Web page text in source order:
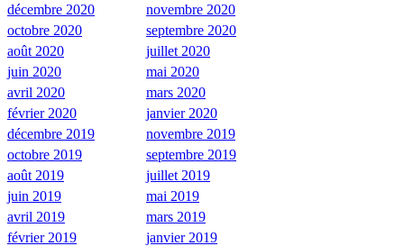
décembre 2020
novembre 2020
octobre 2020
septembre 2020
août 2020
juillet 2020
juin 2020
mai 2020
avril 2020
mars 2020
février 2020
janvier 2020
décembre 2019
novembre 2019
octobre 2019
septembre 2019
août 2019
juillet 2019
juin 2019
mai 2019
avril 2019
mars 2019
février 2019
janvier 2019